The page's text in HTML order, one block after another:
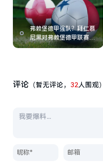
弗赖堡德甲强队？拜仁慕
尼黑对弗赖堡德甲联赛的
一场激烈对决
评论 （暂无评论， 32人围观）